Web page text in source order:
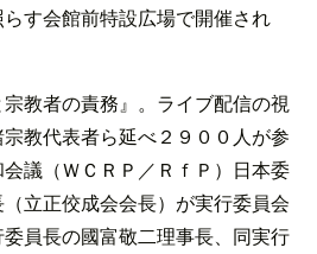
す会館前特設広場で開催され
教者の責務』。ライブ配信の視
教代表者ら延べ２９００人が参
議（ＷＣＲＰ／ＲｆＰ）日本委
立正佼成会会長）が実行委員会
員長の國富敬二理事長、同実行